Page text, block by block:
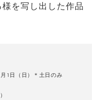
を写し出した作品
1日（日）＊土日のみ